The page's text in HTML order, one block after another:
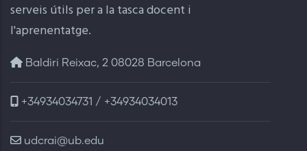
serveis útils per a la tasca docent i
l'aprenentatge.
Baldiri Reixac, 2 08028 Barcelona
+34934034731 / +34934034013
udcrai@ub.edu